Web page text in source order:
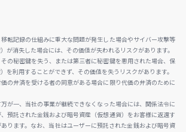
転記録の仕組みに重大な問題が発生した場合やサイバー攻撃等
が消失した場合には、その価値が失われるリスクがあります。
の秘密鍵を失う、または第三者に秘密鍵を悪用された場合、保
を利用することができず、その価値を失うリスクがあります。
の弁済を受ける者の同意がある場合に限り代価の弁済のために
が一、当社の事業が継続できなくなった場合には、関係法令に
預託された金銭および暗号資産（仮想通貨）をお客様に返還す
ります。なお、当社はユーザーに預託された金銭および暗号資